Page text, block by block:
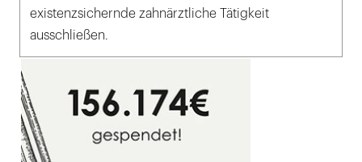
existenzsichernde zahnärztliche Tätigkeit
ausschließen.